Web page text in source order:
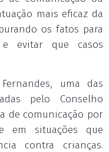
mais eficaz da
os fatos para
evitar que casos
uma das
pelo Conselho
de comunicação por
em situações que
contra crianças.